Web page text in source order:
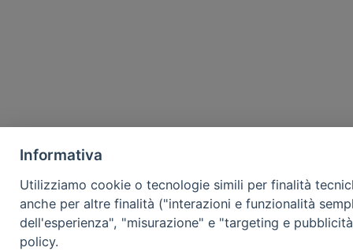
Informativa
Utilizziamo cookie o tecnologie simili per finalità
anche per altre finalità ("interazioni e funzionalità
dell'esperienza", "misurazione" e "targeting e
policy.